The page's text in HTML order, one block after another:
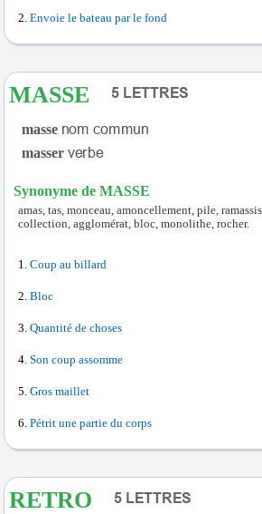
Envoie le bateau par le fond
MASSE
masse
masser
Synonyme de MASSE
amas, tas, monceau, amoncellement, pile,
collection, agglomérat, bloc, monolithe, rocher.
Coup au billard
Bloc
Quantité de choses
Son coup assomme
Gros maillet
Pétrit une partie du corps
RETRO